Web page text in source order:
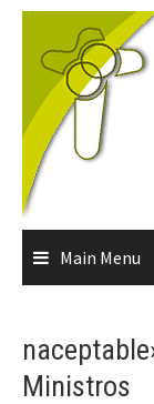
Skip
content
Main Menu
Ministros